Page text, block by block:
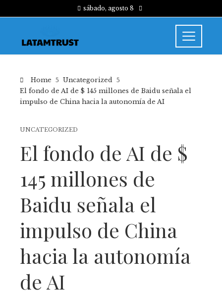
sábado, agosto 8
Home
Uncategorized
El fondo de AI de $ 145 millones de Baidu señala el
impulso de China hacia la autonomía de AI
UNCATEGORIZED
El fondo de AI de $
145 millones de
Baidu señala el
impulso de China
hacia la autonomía
de AI